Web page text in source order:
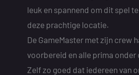
leuk en spannend om dit spel
deze prachtige locatie.
De GameMaster met zijn crew
voorbereid en alle prima onder
Zelf zo goed dat iedereen van